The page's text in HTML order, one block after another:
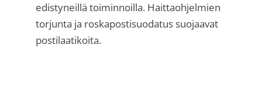
edistyneillä toiminnoilla. Haittaohjelmien
torjunta ja roskapostisuodatus suojaavat
postilaatikoita.